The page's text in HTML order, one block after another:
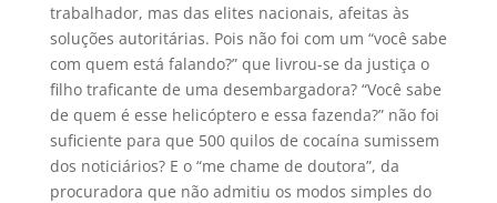
trabalhador, mas das elites nacionais, afeitas às
soluções autoritárias. Pois não foi com um “você sabe
com quem está falando?” que livrou-se da justiça o
filho traficante de uma desembargadora? “Você sabe
de quem é esse helicóptero e essa fazenda?” não foi
suficiente para que 500 quilos de cocaína sumissem
dos noticiários? E o “me chame de doutora”, da
procuradora que não admitiu os modos simples do